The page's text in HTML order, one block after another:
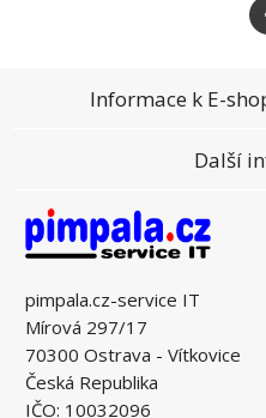
pimpala.cz-service IT
Mírová 297/17
70300 Ostrava - Vítkovice
Česká Republika
IČO: 10032096
Informace k E-
Další